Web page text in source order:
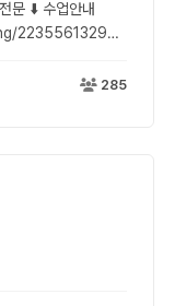
안내
223556132995
기술자격기능사
285